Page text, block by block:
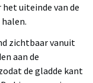
uiteinde van de
zichtbaar vanuit
aan de
de gladde kant